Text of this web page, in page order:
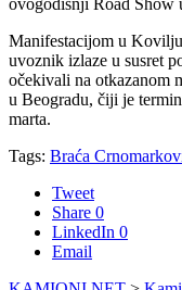
Manifestacijom u
uvoznik izlaze u susret
očekivali na otkazanom
u Beogradu, čiji je
marta.
Tags: Braća
Tweet
Share 0
LinkedIn 0
Email